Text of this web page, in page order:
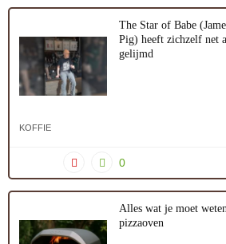
The Star of Babe
Pig) heeft zichzelf net
gelijmd
KOFFIE
0
Alles wat je moet
pizzaoven